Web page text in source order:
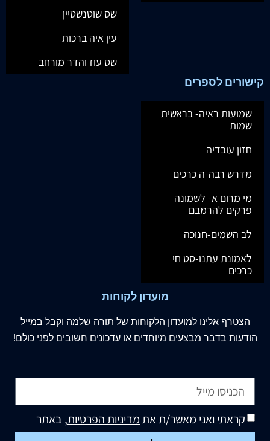
שס שוטנשטיין
עין איה ברכות
שס עוז והדר מורחב
קישורים לספרים
שמועות ראיה- בראשית
שמות
חזון עובדיה
מדרש רבה-ה כרכים
מי מרום א- לשמונה
פרקים להרמבם
לב השמים-חנוכה
לאמונת עתנו-סט חי
כרכים
מועדון לקוחות
הצטרף אלינו למועדון הלקוחות של תורה שלמה וקבל במייל
הודעות בדבר מבצעים מיוחדים או עדכונים חשובים לפני כולם!
קראתי ואני מאשר/ת אתמדיניות הפרטיות, באתר